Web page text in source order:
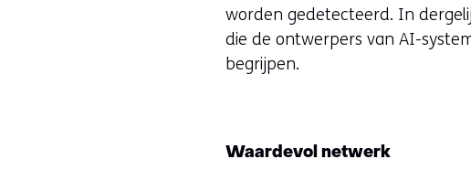
worden gedetecteerd. In
die de ontwerpers van AI-
begrijpen.
Waardevol netwerk